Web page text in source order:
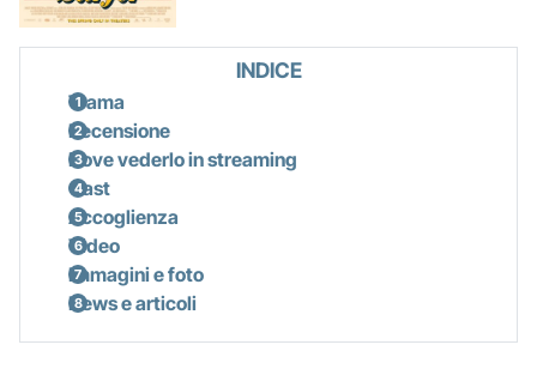
INDICE
Trama
Recensione
Dove vederlo in streaming
Cast
Accoglienza
Video
Immagini e foto
News e articoli